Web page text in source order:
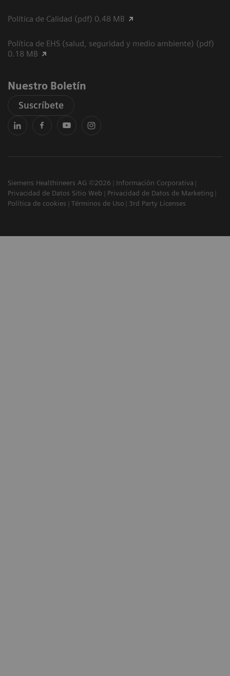
Política de Calidad (pdf) 0.48 MB
Política de EHS (salud, seguridad y medio ambiente) (pdf)
0.18 MB
Nuestro Boletín
Suscríbete
Siemens Healthineers AG ©2026
Información Corporativa
Privacidad de Datos Sitio Web
Privacidad de Datos de Marketing
Política de cookies
Términos de Uso 3rd Party Licenses